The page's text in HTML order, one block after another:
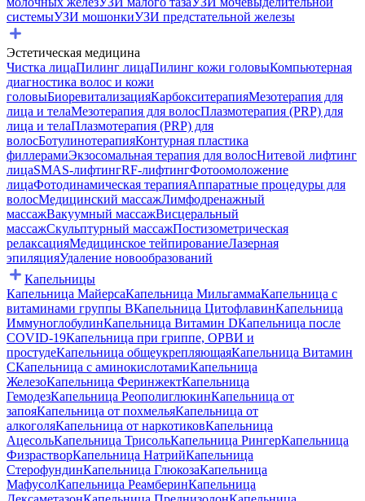
системыУЗИ мошонкиУЗИ предстательной железы
Эстетическая медицина
Чистка лицаПилинг лицаПилинг кожи головыКомпьютерная
диагностика волос и кожи
головыБиоревитализацияКарбокситерапияМезотерапия для
лица и телаМезотерапия для волосПлазмотерапия (PRP) для
лица и телаПлазмотерапия (PRP) для
волосБотулинотерапияКонтурная пластика
филлерамиЭкзосомальная терапия для волосНитевой лифтинг
лицаSMAS-лифтингRF-лифтингФотоомоложение
лицаФотодинамическая терапияАппаратные процедуры для
волосМедицинский массажЛимфодренажный
массажВакуумный массажВисцеральный
массажСкульптурный массажПостизометрическая
релаксацияМедицинское тейпированиеЛазерная
эпиляцияУдаление новообразований
Капельницы
Капельница МайерсаКапельница МильгаммаКапельница с
витаминами группы BКапельница ЦитофлавинКапельница
ИммуноглобулинКапельница Витамин DКапельница после
COVID-19Капельница при гриппе, ОРВИ и
простудеКапельница общеукрепляющаяКапельница Витамин
CКапельница с аминокислотамиКапельница
ЖелезоКапельница ФеринжектКапельница
ГемодезКапельница РеополиглюкинКапельница от
запояКапельница от похмельяКапельница от
алкоголяКапельница от наркотиковКапельница
АцесольКапельница ТрисольКапельница РингерКапельница
ФизрастворКапельница НатрийКапельница
СтерофундинКапельница ГлюкозаКапельница
МафусолКапельница РеамберинКапельница